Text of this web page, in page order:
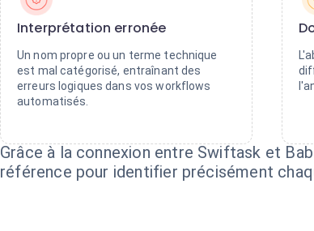
Interprétation erronée
Un nom propre ou un terme technique
est mal catégorisé, entraînant des
erreurs logiques dans vos workflows
automatisés.
Grâce à la connexion entre Swiftask et
référence pour identifier précisément